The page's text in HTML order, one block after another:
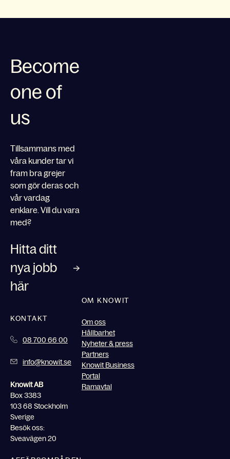
Become
one of
us
Tillsammans med
våra kunder tar vi
fram bra grejer
som gör deras och
vår vardag
enklare. Vill du vara
med?
Hitta ditt
nya jobb
här
KONTAKT
08 700 66 00
info@knowit.se
Knowit AB
Box 3383
103 68 Stockholm
Sverige
Besök oss:
Sveavägen 20
OM KNOWIT
Om oss
Hållbarhet
Nyheter & press
Partners
Knowit Business
Portal
Ramavtal